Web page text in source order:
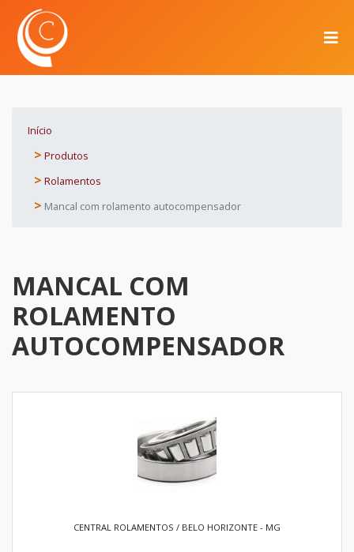
Início
Produtos
Rolamentos
Mancal com rolamento autocompensador
MANCAL COM
ROLAMENTO
AUTOCOMPENSADOR
CENTRAL ROLAMENTOS / BELO HORIZONTE - MG